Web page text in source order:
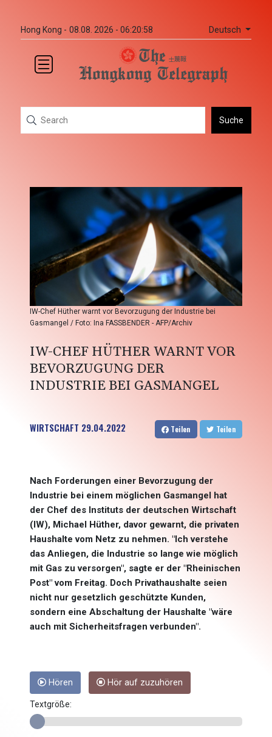
Hong Kong - 08.08. 2026 - 06:20:58 Deutsch
Suche
IW-Chef Hüther warnt vor Bevorzugung der Industrie bei
Gasmangel / Foto: Ina FASSBENDER - AFP/Archiv
IW-CHEF HÜTHER WARNT VOR
BEVORZUGUNG DER
INDUSTRIE BEI GASMANGEL
WIRTSCHAFT 29.04.2022 Teilen Teilen
Nach Forderungen einer Bevorzugung der
Industrie bei einem möglichen Gasmangel hat
der Chef des Instituts der deutschen Wirtschaft
(IW), Michael Hüther, davor gewarnt, die privaten
Haushalte vom Netz zu nehmen. "Ich verstehe
das Anliegen, die Industrie so lange wie möglich
mit Gas zu versorgen", sagte er der "Rheinischen
Post" vom Freitag. Doch Privathaushalte seien
nicht nur gesetzlich geschützte Kunden,
sondern eine Abschaltung der Haushalte "wäre
auch mit Sicherheitsfragen verbunden".
Hören Hör auf zuzuhören
Textgröße: